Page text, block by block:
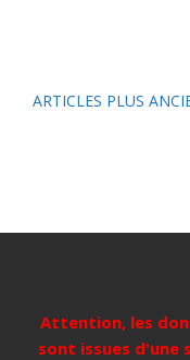
Navigation
ARTICLES PLUS
Attention, les
sont issues d'une